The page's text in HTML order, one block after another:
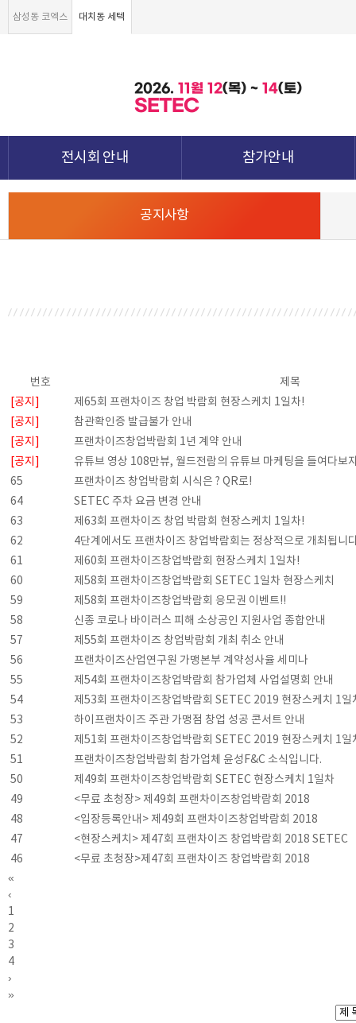
삼성동 코엑스 대치동 세텍
2026. 11월 12(목) ~ 14(토)
SETEC
전시회 안내 참가안내
공지사항
번호
제목
[공지]
제65회 프랜차이즈 창업 박람회 현장스케치 1일차!
[공지]
참관확인증 발급불가 안내
[공지]
프랜차이즈창업박람회 1년 계약 안내
[공지]
유튜브 영상 108만뷰, 월드전람의 유튜브 마케팅을 들여다보
65
프랜차이즈 창업박람회 시식은 ? QR로!
64
SETEC 주차 요금 변경 안내
63
제63회 프랜차이즈 창업 박람회 현장스케치 1일차!
62
4단계에서도 프랜차이즈 창업박람회는 정상적으로 개최됩니
61
제60회 프랜차이즈창업박람회 현장스케치 1일차!
60
제58회 프랜차이즈창업박람회 SETEC 1일차 현장스케치
59
제58회 프랜차이즈창업박람회 응모권 이벤트!!
58
신종 코로나 바이러스 피해 소상공인 지원사업 종합안내
57
제55회 프랜차이즈 창업박람회 개최 취소 안내
56
프랜차이즈산업연구원 가맹본부 계약성사율 세미나
55
제54회 프랜차이즈창업박람회 참가업체 사업설명회 안내
54
제53회 프랜차이즈창업박람회 SETEC 2019 현장스케치 1일
53
하이프랜차이즈 주관 가맹점 창업 성공 콘서트 안내
52
제51회 프랜차이즈창업박람회 SETEC 2019 현장스케치 1일
51
프랜차이즈창업박람회 참가업체 윤성F&C 소식입니다.
50
제49회 프랜차이즈창업박람회 SETEC 현장스케치 1일차
49
<무료 초청장> 제49회 프랜차이즈창업박람회 2018
48
<입장등록안내> 제49회 프랜차이즈창업박람회 2018
47
<현장스케치> 제47회 프랜차이즈 창업박람회 2018 SETEC
46
<무료 초청장>제47회 프랜차이즈 창업박람회 2018
«
‹
1
2
3
4
›
»